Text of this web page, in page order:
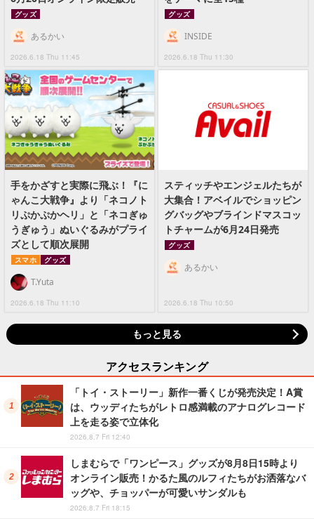
グッズ
2026.6.18 Thu 11:45
あるかい
グッズ
2026.6.18 Thu 11:30
INSIDE
手をかざすと実際に飛ぶ！『に
ゃんこ大戦争』より「ネコノト
リぷかぷかヘリ」と「ネコぎゅ
うぎゅう」ぬいぐるみがプライ
ズとして順次展開
スマホ グッズ
2026.6.18 Thu 11:10
T.Yuta
スティッチやエンジェルたちが
大集合！アベイルでショッピン
グバッグやブラインドマスコッ
トチャームが6月24日発売
グッズ
2026.6.18 Thu 10:50
あるかい
もっと見る
アクセスランキング
「トイ・ストーリー」新作一番くじが発売決定！A賞
は、ウッディたちがレトロ感満載のアナログレコード
上を走る姿で立体化
2026.8.7 Fri 12:40
しまむらで「ワンピース」グッズが8月8日15時より
オンライン販売！かるた風のルフィたちがお洒落なバ
ッグや、チョッパーが可愛いサンダルも
2026.8.7 Fri 18:15